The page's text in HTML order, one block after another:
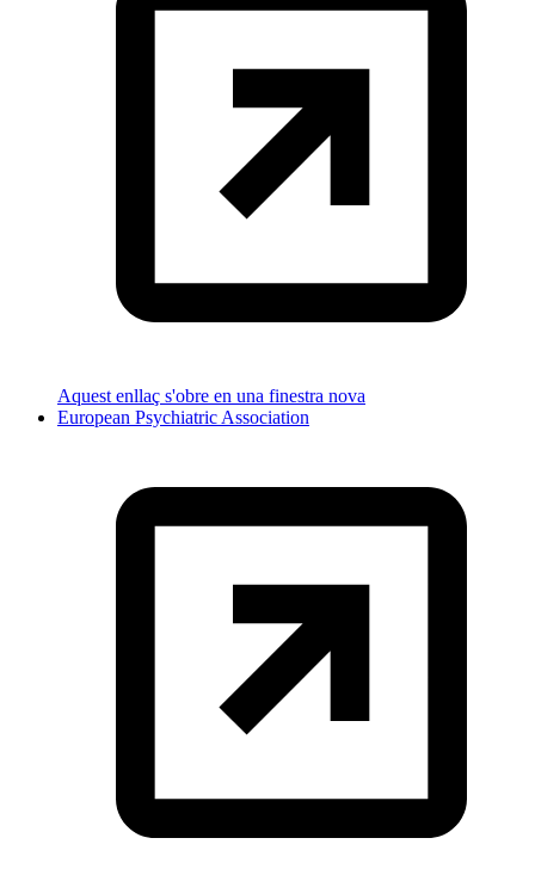
Aquest enllaç s'obre en una finestra nova
European Psychiatric Association